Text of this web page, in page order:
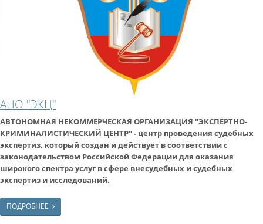
АНО "ЭКЦ"
АВТОНОМНАЯ НЕКОММЕРЧЕСКАЯ ОРГАНИЗАЦИЯ "ЭКСПЕРТНО-
КРИМИНАЛИСТИЧЕСКИЙ ЦЕНТР" - центр проведения судебных
экспертиз, который создан и действует в соответствии с
законодательством Российской Федерации для оказания
широкого спектра услуг в сфере внесудебных и судебных
экспертиз и исследований.
ПОДРОБНЕЕ